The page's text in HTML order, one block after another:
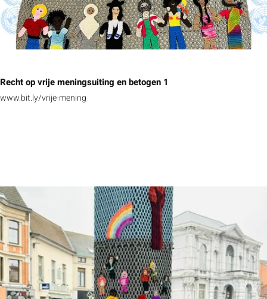
Recht op vrije meningsuiting en betogen 1
www.bit.ly/vrije-mening